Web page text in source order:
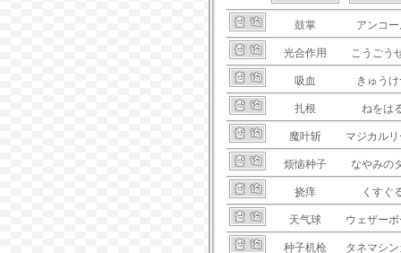
鼓掌 アンコ
光合作用 こうごう
吸血 きゅう
扎根 ねをは
魔叶斩 マジカル
烦恼种子 なやみの
挠痒 くすぐ
天气球 ウェザー
种子机枪 タネマシ